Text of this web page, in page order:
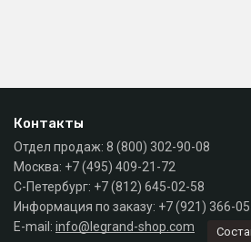
Контакты
Отдел продаж: 8 (800) 302-90-08
Москва: +7 (495) 409-21-72
С-Петербург: +7 (812) 645-02-58
Информация по заказу: +7 (921) 366-
E-mail: info@legrand-shop.com